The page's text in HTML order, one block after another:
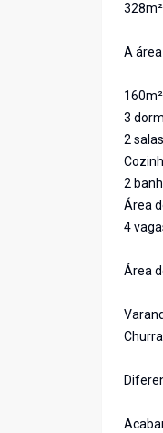
A
3
2
2
Área
4
Área